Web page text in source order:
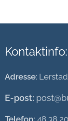
Kontaktinfo:
Adresse:
E-post:
Telefon: 48 38